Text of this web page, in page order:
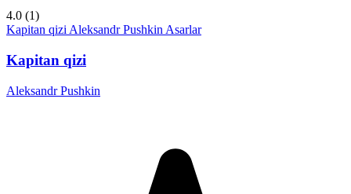
4.0 (1)
Kapitan qizi Aleksandr Pushkin Asarlar
Kapitan qizi
Aleksandr Pushkin